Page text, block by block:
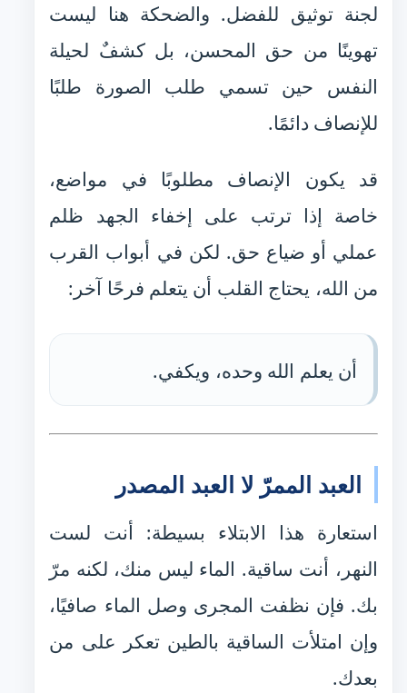
لجنة توثيق للفضل. والضحكة هنا ليست
تهوينًا من حق المحسن، بل كشفٌ لحيلة
النفس حين تسمي طلب الصورة طلبًا
للإنصاف دائمًا.
قد يكون الإنصاف مطلوبًا في مواضع،
خاصة إذا ترتب على إخفاء الجهد ظلم
عملي أو ضياع حق. لكن في أبواب القرب
من الله، يحتاج القلب أن يتعلم فرحًا آخر:
أن يعلم الله وحده، ويكفي.
العبد الممرّ لا العبد المصدر
استعارة هذا الابتلاء بسيطة: أنت لست
النهر، أنت ساقية. الماء ليس منك، لكنه مرّ
بك. فإن نظفت المجرى وصل الماء صافيًا،
وإن امتلأت الساقية بالطين تعكر على من
بعدك.